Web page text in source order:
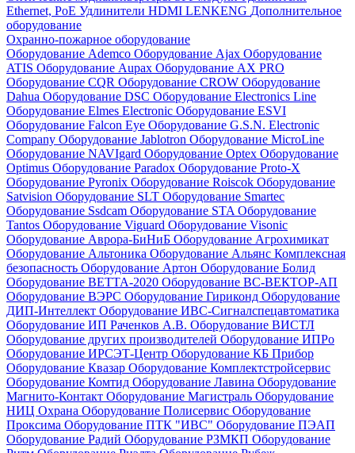
Ethernet, PoE Удлинители HDMI LENKENG Дополнительное
оборудование
Охранно-пожарное оборудование
Оборудование Ademco Оборудование Ajax Оборудование
ATIS Оборудование Aupax Оборудование AX PRO
Оборудование CQR Оборудование CROW Оборудование
Dahua Оборудование DSC Оборудование Electronics Line
Оборудование Elmes Electronic Оборудование ESVI
Оборудование Falcon Eye Оборудование G.S.N. Electronic
Company Оборудование Jablotron Оборудование MicroLine
Оборудование NAVIgard Оборудование Optex Оборудование
Optimus Оборудование Paradox Оборудование Proto-X
Оборудование Pyronix Оборудование Roiscok Оборудование
Satvision Оборудование SLT Оборудование Smartec
Оборудование Ssdcam Оборудование STA Оборудование
Tantos Оборудование Viguard Оборудование Visonic
Оборудование Аврора-БиНиБ Оборудование Агрохимикат
Оборудование Альтоника Оборудование Альянс Комплексная
безопасность Оборудование Артон Оборудование Болид
Оборудование ВЕТТА-2020 Оборудование ВС-ВЕКТОР-АП
Оборудование ВЭРС Оборудование Гириконд Оборудование
ДИП-Интеллект Оборудование ИВС-Сигналспецавтоматика
Оборудование ИП Раченков А.В. Оборудование ВИСТЛ
Оборудование других производителей Оборудование ИПРо
Оборудование ИРСЭТ-Центр Оборудование КБ Прибор
Оборудование Квазар Оборудование Комплектстройсервис
Оборудование Комтид Оборудование Лавина Оборудование
Магнито-Контакт Оборудование Магистраль Оборудование
НИЦ Охрана Оборудование Полисервис Оборудование
Проксима Оборудование ПТК "ИВС" Оборудование ПЭАП
Оборудование Радий Оборудование РЗМКП Оборудование